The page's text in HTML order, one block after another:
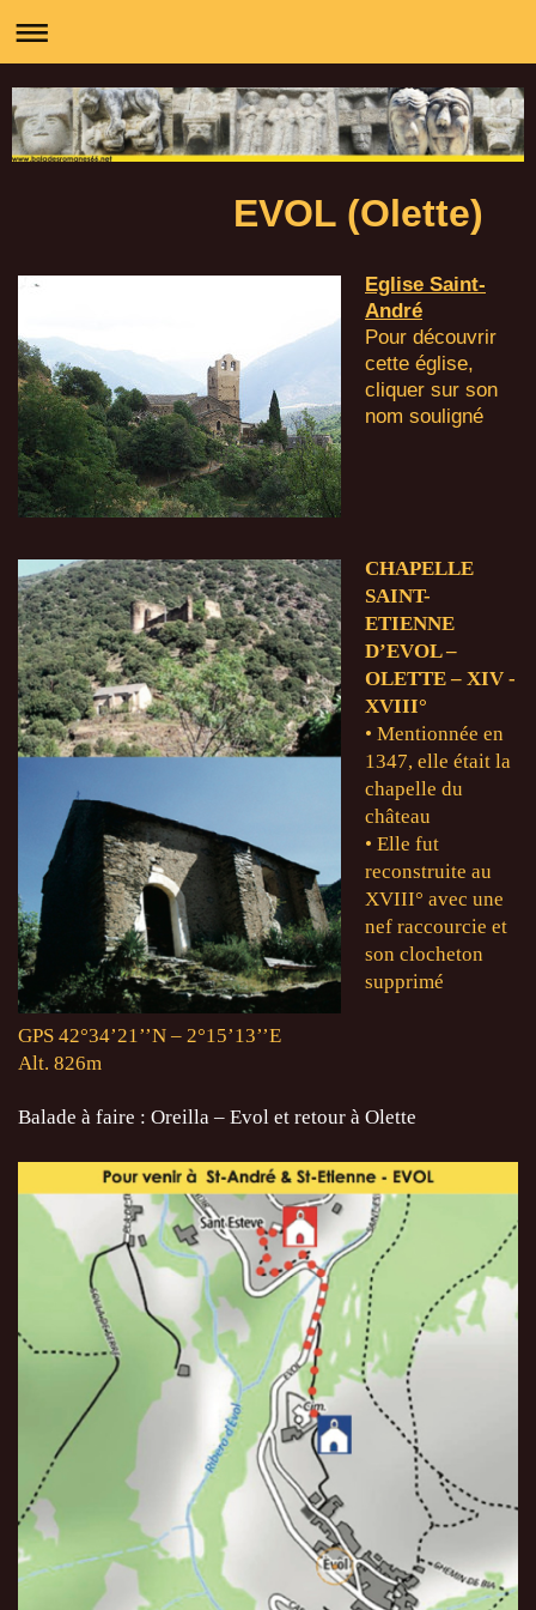
EVOL (Olette)
Eglise Saint-
André
Pour découvrir
cette église,
cliquer sur son
nom souligné
CHAPELLE
SAINT-
ETIENNE
D’EVOL –
OLETTE – XIV -
XVIII°
• Mentionnée en
1347, elle était la
chapelle du
château
• Elle fut
reconstruite au
XVIII° avec une
nef raccourcie et
son clocheton
supprimé
GPS 42°34’21’’N – 2°15’13’’E
Alt. 826m
Balade à faire : Oreilla – Evol et retour à Olette